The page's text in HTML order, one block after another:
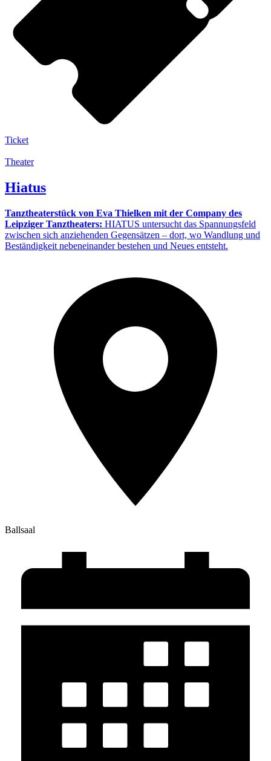
Ticket
Theater
Hiatus
Tanztheaterstück von Eva Thielken mit der Company des
Leipziger Tanztheaters: HIATUS untersucht das Spannungsfeld
zwischen sich anziehenden Gegensätzen – dort, wo Wandlung und
Beständigkeit nebeneinander bestehen und Neues entsteht.
Ballsaal